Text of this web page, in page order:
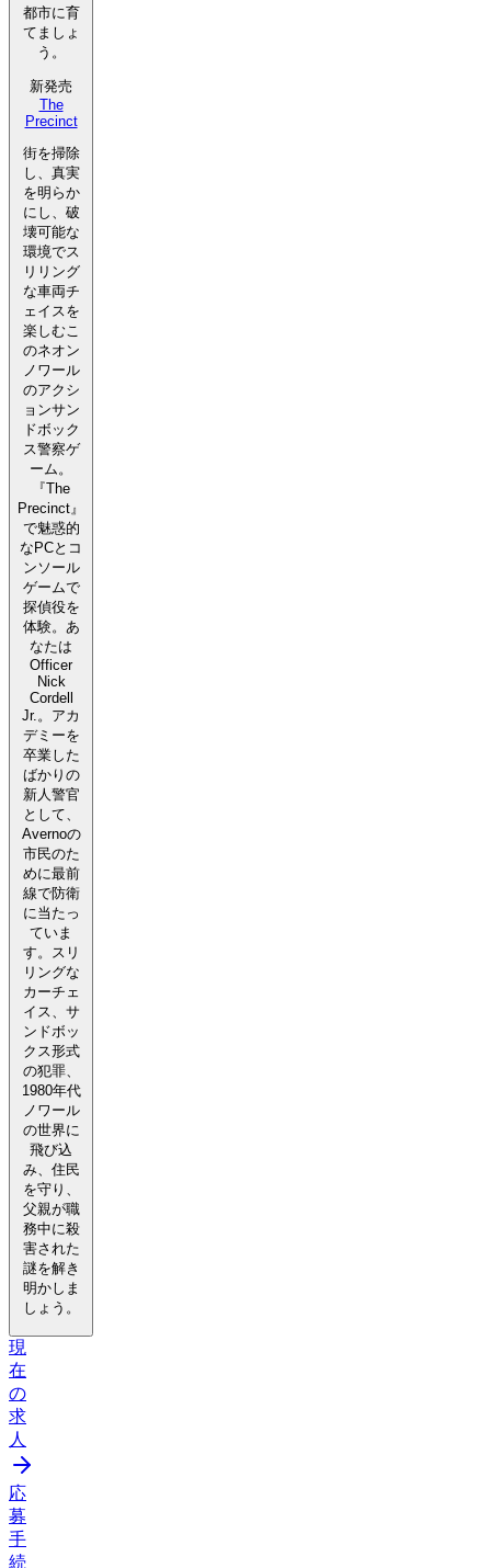
都市に育
てましょ
う。
新発売
The
Precinct
街を掃除
し、真実
を明らか
にし、破
壊可能な
環境でス
リリング
な車両チ
ェイスを
楽しむこ
のネオン
ノワール
のアクシ
ョンサン
ドボック
ス警察ゲ
ーム。
『The
Precinct』
で魅惑的
なPCとコ
ンソール
ゲームで
探偵役を
体験。あ
なたは
Officer
Nick
Cordell
Jr.。アカ
デミーを
卒業した
ばかりの
新人警官
として、
Avernoの
市民のた
めに最前
線で防衛
に当たっ
ていま
す。スリ
リングな
カーチェ
イス、サ
ンドボッ
クス形式
の犯罪、
1980年代
ノワール
の世界に
飛び込
み、住民
を守り、
父親が職
務中に殺
害された
謎を解き
明かしま
しょう。
現
在
の
求
人
応
募
手
続